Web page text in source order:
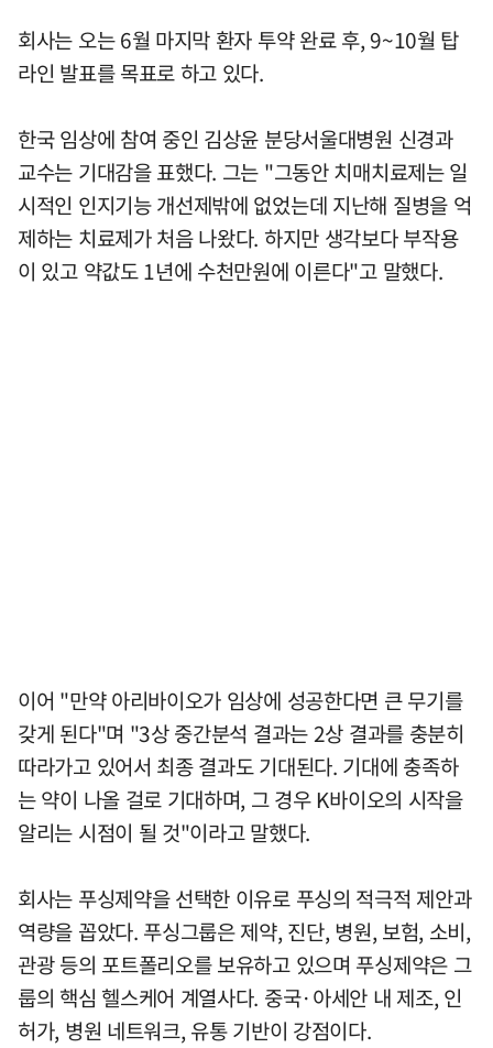
회사는 오는 6월 마지막 환자 투약 완료 후, 9~10월 탑
라인 발표를 목표로 하고 있다.
한국 임상에 참여 중인 김상윤 분당서울대병원 신경과
교수는 기대감을 표했다. 그는 "그동안 치매치료제는 일
시적인 인지기능 개선제밖에 없었는데 지난해 질병을 억
제하는 치료제가 처음 나왔다. 하지만 생각보다 부작용
이 있고 약값도 1년에 수천만원에 이른다"고 말했다.
이어 "만약 아리바이오가 임상에 성공한다면 큰 무기를
갖게 된다"며 "3상 중간분석 결과는 2상 결과를 충분히
따라가고 있어서 최종 결과도 기대된다. 기대에 충족하
는 약이 나올 걸로 기대하며, 그 경우 K바이오의 시작을
알리는 시점이 될 것"이라고 말했다.
회사는 푸싱제약을 선택한 이유로 푸싱의 적극적 제안과
역량을 꼽았다. 푸싱그룹은 제약, 진단, 병원, 보험, 소비,
관광 등의 포트폴리오를 보유하고 있으며 푸싱제약은 그
룹의 핵심 헬스케어 계열사다. 중국·아세안 내 제조, 인
허가, 병원 네트워크, 유통 기반이 강점이다.